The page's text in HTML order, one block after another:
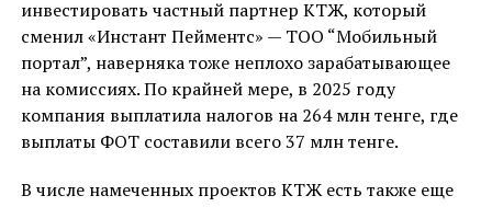
инвестировать частный партнер КТЖ, который
сменил «Инстант Пейментс» — ТОО “Мобильный
портал”, наверняка тоже неплохо зарабатывающее
на комиссиях. По крайней мере, в 2025 году
компания выплатила налогов на 264 млн тенге, где
выплаты ФОТ составили всего 37 млн тенге.
В числе намеченных проектов КТЖ есть также еще